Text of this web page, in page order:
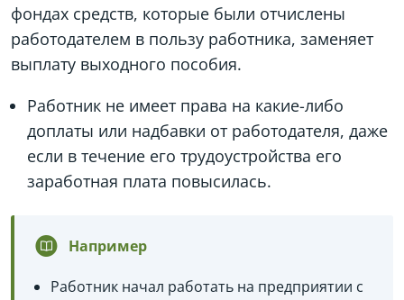
фондах средств, которые были отчислены
работодателем в пользу работника, заменяет
выплату выходного пособия.
Работник не имеет права на какие-либо
доплаты или надбавки от работодателя, даже
если в течение его трудоустройства его
заработная плата повысилась.
Например
Работник начал работать на предприятии с